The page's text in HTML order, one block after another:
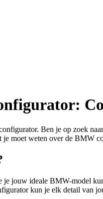
Ben je op zoek
moet weten over de BMW
jouw ideale BMW-model
kun je elk detail van